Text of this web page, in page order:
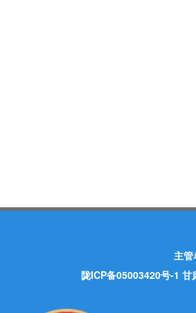
主
陇ICP备05003420号-1 甘